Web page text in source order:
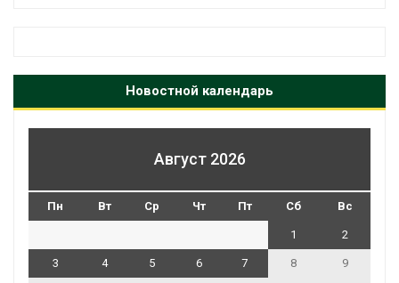
Новостной календарь
Август 2026
Пн Вт Ср Чт Пт Сб Вс
1 2
3 4 5 6 7 8 9